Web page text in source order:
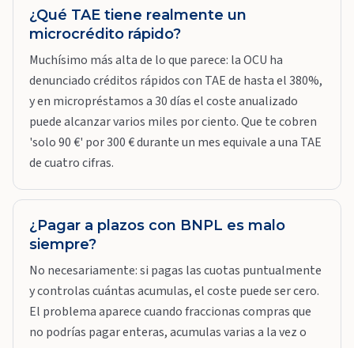
¿Qué TAE tiene realmente un
microcrédito rápido?
Muchísimo más alta de lo que parece: la OCU ha
denunciado créditos rápidos con TAE de hasta el 380%,
y en micropréstamos a 30 días el coste anualizado
puede alcanzar varios miles por ciento. Que te cobren
'solo 90 €' por 300 € durante un mes equivale a una TAE
de cuatro cifras.
¿Pagar a plazos con BNPL es malo
siempre?
No necesariamente: si pagas las cuotas puntualmente
y controlas cuántas acumulas, el coste puede ser cero.
El problema aparece cuando fraccionas compras que
no podrías pagar enteras, acumulas varias a la vez o